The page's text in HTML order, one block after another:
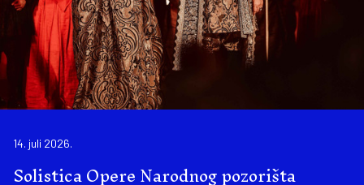
14. juli 2026.
Solistica Opere Narodnog pozorišta